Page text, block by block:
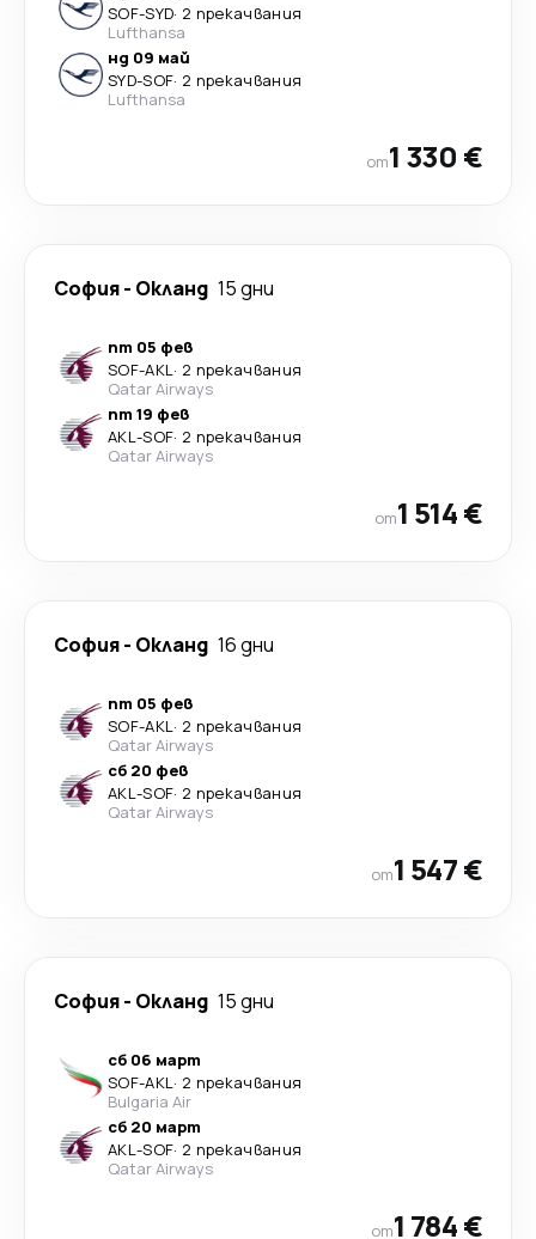
SOF-SYD· 2 прекачвания
Lufthansa
нд 09 май
SYD-SOF· 2 прекачвания
Lufthansa
от1 330 €
София- Окланд 15 дни
пт 05 фев
SOF-AKL· 2 прекачвания
Qatar Airways
пт 19 фев
AKL-SOF· 2 прекачвания
Qatar Airways
от1 514 €
София- Окланд 16 дни
пт 05 фев
SOF-AKL· 2 прекачвания
Qatar Airways
сб 20 фев
AKL-SOF· 2 прекачвания
Qatar Airways
от1 547 €
София- Окланд 15 дни
сб 06 март
SOF-AKL· 2 прекачвания
Bulgaria Air
сб 20 март
AKL-SOF· 2 прекачвания
Qatar Airways
от1 784 €